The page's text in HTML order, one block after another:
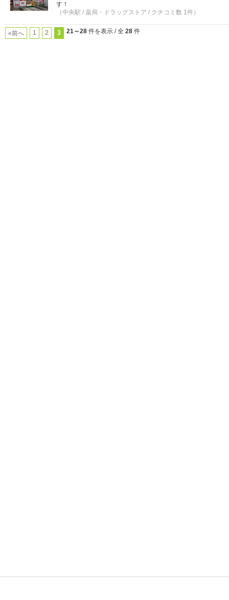
す！
（中央駅 / 薬局・ドラッグストア / クチコミ数 1件）
«前へ 1 2 3 21～28 件を表示 / 全 28 件